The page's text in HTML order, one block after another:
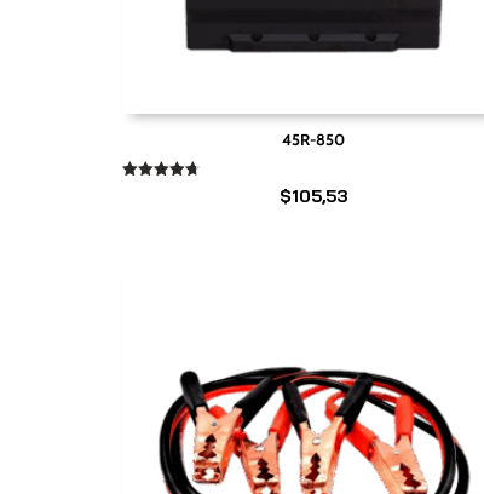
45R-850
$105,53